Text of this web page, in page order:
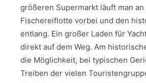
größeren Supermarkt läuft man
Fischereiflotte vorbei und den
entlang. Ein großer Laden für
direkt auf dem Weg. Am
die Möglichkeit, bei typischen
Treiben der vielen